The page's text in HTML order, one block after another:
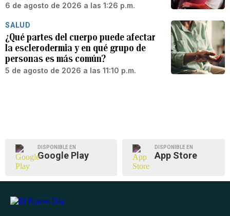
6 de agosto de 2026 a las 1:26 p.m.
SALUD
¿Qué partes del cuerpo puede afectar
la esclerodermia y en qué grupo de
personas es más común?
5 de agosto de 2026 a las 11:10 p.m.
DISPONIBLE EN
Google Play
DISPONIBLE EN
App Store